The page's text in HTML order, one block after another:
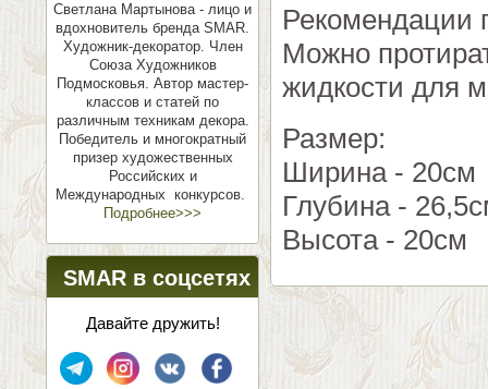
Светлана Мартынова - лицо и
вдохновитель бренда SMAR.
Художник-декоратор. Член
Союза Художников
Подмосковья. Автор мастер-
классов и статей по
различным техникам декора.
Победитель и многократный
призер художественных
Российских и
Международных конкурсов.
Подробнее>>>
SMAR в соцсетях
Давайте дружить!
Рекомендации
Можно
жидкости для
Размер:
Ширина - 20см
Глубина -
Высота - 20см